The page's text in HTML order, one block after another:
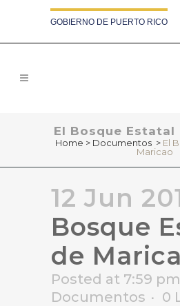
GOBIERNO DE PUERTO RICO
El Bosque Estatal
Home > Documentos > El
Maricao
12 Jun
Bosque
de
Posted at 7:59
Documentos
0